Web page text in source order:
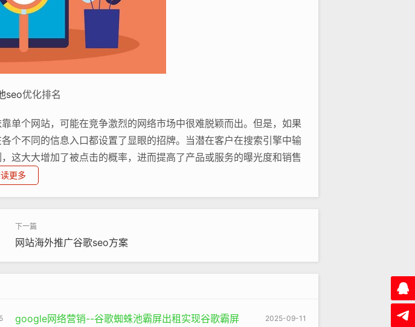
seo优化排名
单个网站，可能在竞争激烈的网络市场中很难脱颖而出。但是，如果
个不同的信息入口都设置了显眼的招牌。当潜在客户在搜索引擎中输
这大大增加了被点击的概率，进而提高了产品或服务的曝光度和销售
地优化这些因素。例如，不同的站点可以针对不同的关键词进行优
相链接，形成内部链接网络，这种内部链接结构有助于搜索引擎更
更多
网站海外推广谷歌seo方案
2025-09-11
google网络营销--谷歌蜘蛛池霸屏出租实现谷歌霸屏